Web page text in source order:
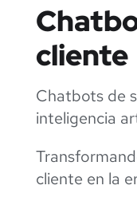
cliente
Chatbots de
inteligencia
cliente en la